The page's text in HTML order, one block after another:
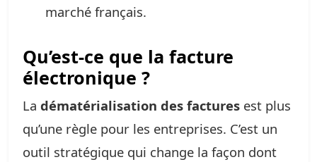
marché français.
Qu’est-ce que la facture
électronique ?
La dématérialisation des factures est plus
qu’une règle pour les entreprises. C’est un
outil stratégique qui change la façon dont